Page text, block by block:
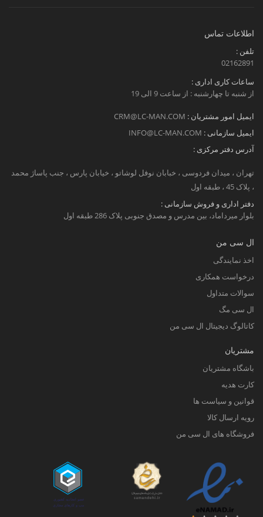
اطلاعات تماس
تلفن :
02162891
ساعات کاری اداری :
از شنبه تا چهارشنبه : از ساعت 9 الی 19
ایمیل امور مشتریان : CRM@LC-MAN.COM
ایمیل سازمانی : INFO@LC-MAN.COM
آدرس دفتر مرکزی :
تهران ، میدان فردوسی ، خبابان نوفل لوشاتو ، خیابان پارس ، جنب پاساژ محمد
، پلاک 45 ، طبقه اول
دفتر اداری و فروش سازمانی :
بلوار میرداماد، بین مدرس و مصدق جنوبی پلاک 286 طبقه اول
ال سی من
اخذ نمایندگی
درخواست همکاری
سوالات متداول
ال سی مگ
کاتالوگ دیجیتال ال سی من
مشتریان
باشگاه مشتریان
کارت هدیه
قوانین و سیاست ها
رویه ارسال کالا
فروشگاه های ال سی من